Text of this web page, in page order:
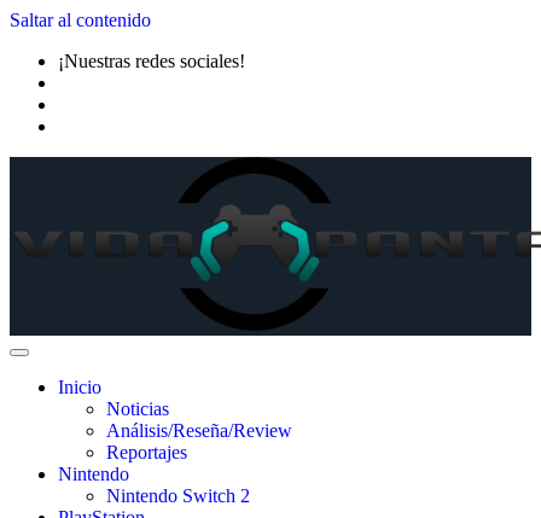
Saltar al contenido
¡Nuestras redes sociales!
Inicio
Noticias
Análisis/Reseña/Review
Reportajes
Nintendo
Nintendo Switch 2